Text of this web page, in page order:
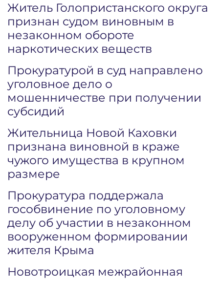
Житель Голопристанского округа
признан судом виновным в
незаконном обороте
наркотических веществ
Прокуратурой в суд направлено
уголовное дело о
мошенничестве при получении
субсидий
Жительница Новой Каховки
признана виновной в краже
чужого имущества в крупном
размере
Прокуратура поддержала
гособвинение по уголовному
делу об участии в незаконном
вооруженном формировании
жителя Крыма
Новотроицкая межрайонная